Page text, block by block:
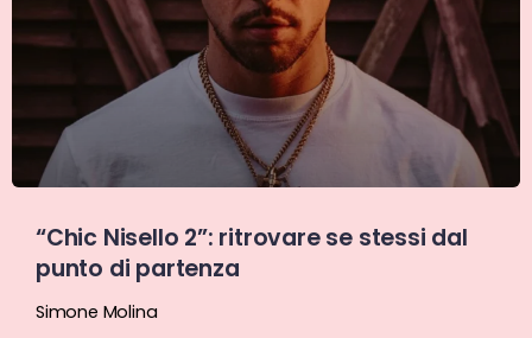
“Chic Nisello 2”: ritrovare se stessi dal
punto di partenza
Simone Molina